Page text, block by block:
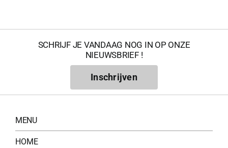
SCHRIJF JE VANDAAG NOG IN OP ONZE
NIEUWSBRIEF !
Inschrijven
MENU
HOME
200Kg =